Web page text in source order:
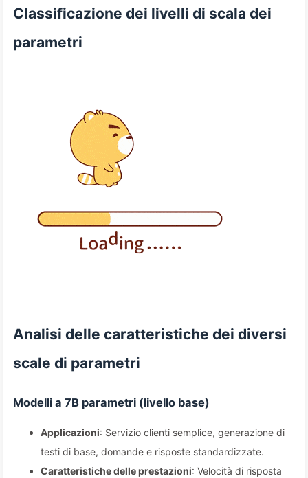
Classificazione dei livelli di scala dei
parametri
Analisi delle caratteristiche dei diversi
scale di parametri
Modelli a 7B parametri (livello base)
Applicazioni: Servizio clienti semplice, generazione di
testi di base, domande e risposte standardizzate.
Caratteristiche delle prestazioni: Velocità di risposta